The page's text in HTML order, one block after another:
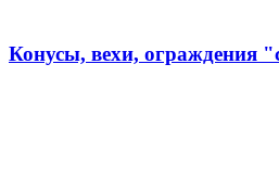
Конусы, вехи, ограждения